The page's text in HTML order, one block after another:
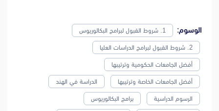
الوسوم: 1. شروط القبول لبرامج البكالوريوس
2. شروط القبول لبرامج الدراسات العليا
أفضل الجامعات الحكومية وترتيبها
أفضل الجامعات الخاصة وترتيبها الدراسة في الهند
الرسوم الدراسية برامج البكالوريوس